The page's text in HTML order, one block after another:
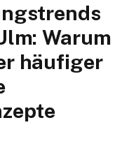
Warum
häufiger